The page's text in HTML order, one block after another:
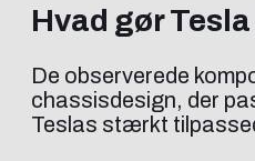
Hvad gør
De observerede
chassisdesign, der
Teslas stærkt